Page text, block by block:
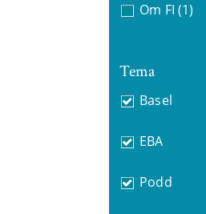
Om FI (1)
Tema
Basel
EBA
Podd